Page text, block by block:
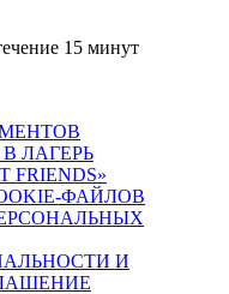
15 минут
ЛАГЕРЬ
ФАЙЛОВ
И